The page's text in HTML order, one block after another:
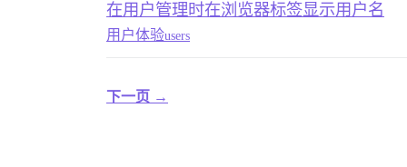
在用户管理时在浏览器标签显示用户名
用户体验users
下一页 →